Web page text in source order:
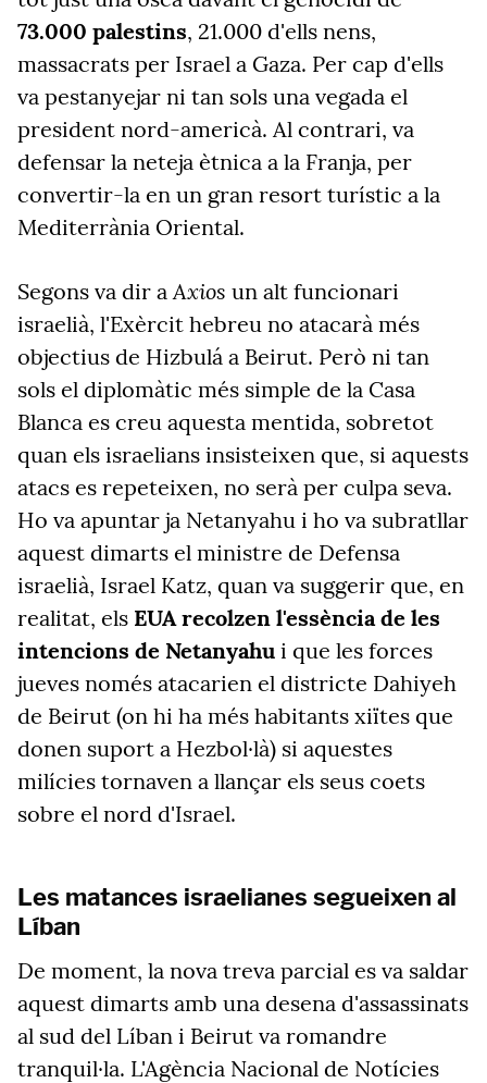
73.000 palestins, 21.000 d'ells nens,
massacrats per Israel a Gaza. Per cap d'ells
va pestanyejar ni tan sols una vegada el
president nord-americà. Al contrari, va
defensar la neteja ètnica a la Franja, per
convertir-la en un gran resort turístic a la
Mediterrània Oriental.
Segons va dir aAxios un alt funcionari
israelià, l'Exèrcit hebreu no atacarà més
objectius de Hizbulá a Beirut. Però ni tan
sols el diplomàtic més simple de la Casa
Blanca es creu aquesta mentida, sobretot
quan els israelians insisteixen que, si aquests
atacs es repeteixen, no serà per culpa seva.
Ho va apuntar ja Netanyahu i ho va subratllar
aquest dimarts el ministre de Defensa
israelià, Israel Katz, quan va suggerir que, en
realitat, els EUA recolzen l'essència de les
intencions de Netanyahu i que les forces
jueves només atacarien el districte Dahiyeh
de Beirut (on hi ha més habitants xiïtes que
donen suport a Hezbol·là) si aquestes
milícies tornaven a llançar els seus coets
sobre el nord d'Israel.
Les matances israelianes segueixen al
Líban
De moment, la nova treva parcial es va saldar
aquest dimarts amb una desena d'assassinats
al sud del Líban i Beirut va romandre
tranquil·la. L'Agència Nacional de Notícies